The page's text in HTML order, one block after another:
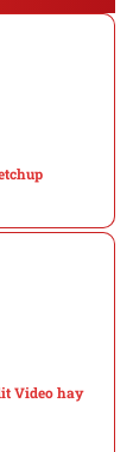
Video hay